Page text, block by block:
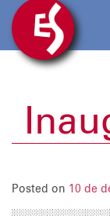
Posted on 10 de